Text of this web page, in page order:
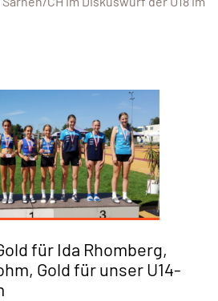
für Ida Rhomberg,
Gold für unser U14-